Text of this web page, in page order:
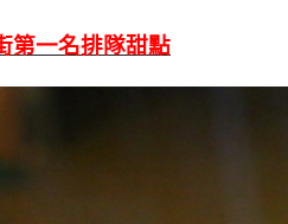
第一名排隊甜點